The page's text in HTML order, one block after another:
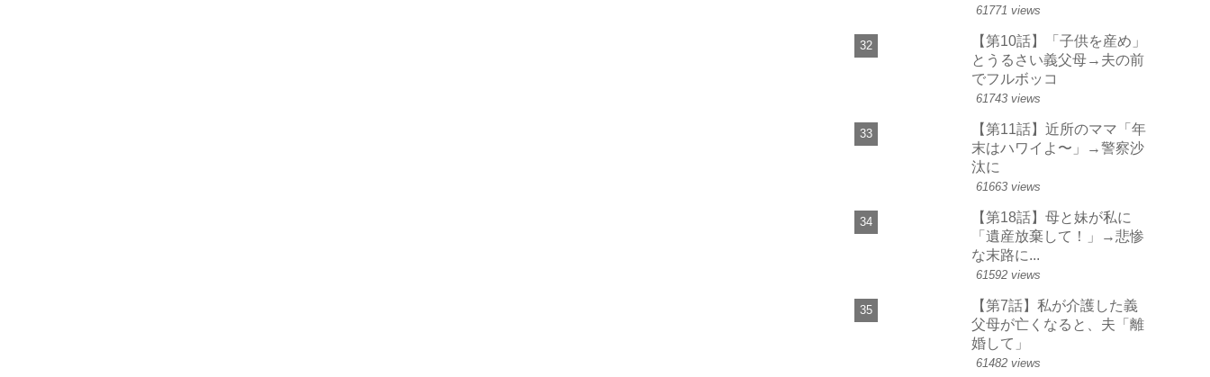
61771 views
【第10話】「子供を産め」
とうるさい義父母→夫の前
でフルボッコ
61743 views
【第11話】近所のママ「年
末はハワイよ〜」→警察沙
汰に
61663 views
【第18話】母と妹が私に
「遺産放棄して！」→悲惨
な末路に...
61592 views
【第7話】私が介護した義
父母が亡くなると、夫「離
婚して」
61482 views